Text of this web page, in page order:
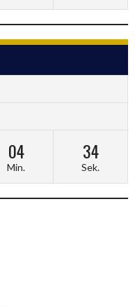
04
Min.
34
Sek.